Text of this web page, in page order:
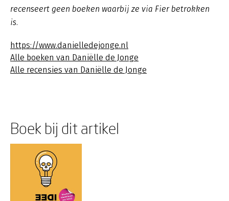
recenseert geen boeken waarbij ze via Fier betrokken
is.
https://www.danielledejonge.nl
Alle boeken van Daniëlle de Jonge
Alle recensies van Daniëlle de Jonge
Boek bij dit artikel